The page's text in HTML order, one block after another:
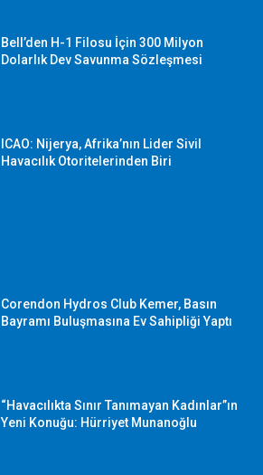
Bell’den H-1 Filosu İçin 300 Milyon
Dolarlık Dev Savunma Sözleşmesi
ICAO: Nijerya, Afrika’nın Lider Sivil
Havacılık Otoritelerinden Biri
Corendon Hydros Club Kemer, Basın
Bayramı Buluşmasına Ev Sahipliği Yaptı
“Havacılıkta Sınır Tanımayan Kadınlar”ın
Yeni Konuğu: Hürriyet Munanoğlu